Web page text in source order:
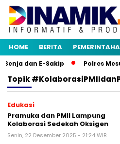
HOME BERITA
dan E-Sakip Polres
Topik
Edukasi
Pramuka dan PMII Lampung
Kolaborasi Sedekah Oksigen
Senin, 22 Desember 2025 - 21:24 WIB